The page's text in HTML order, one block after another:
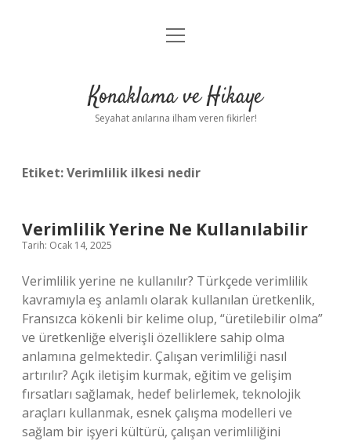
Anasayfa
Yasal Uyarı
menüyü
Konaklama ve Hikaye
Seyahat anılarına ilham veren fikirler!
Etiket:Verimlilik ilkesi nedir
Verimlilik Yerine Ne Kullanılabilir
Tarih: Ocak 14, 2025
Verimlilik yerine ne kullanılır? Türkçede verimlilik
kavramıyla eş anlamlı olarak kullanılan üretkenlik,
Fransızca kökenli bir kelime olup, “üretilebilir olma”
ve üretkenliğe elverişli özelliklere sahip olma
anlamına gelmektedir. Çalışan verimliliği nasıl
artırılır? Açık iletişim kurmak, eğitim ve gelişim
fırsatları sağlamak, hedef belirlemek, teknolojik
araçları kullanmak, esnek çalışma modelleri ve
sağlam bir işyeri kültürü, çalışan verimliliğini